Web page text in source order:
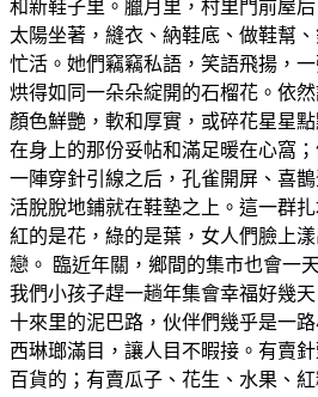
和新鞋子里。臘月里，村里門前屋
太陽坐著，縫衣、納鞋底、做鞋幫
忙活。她們竊竊私語，笑語飛揚，
烘得如同一朵朵綻開的石榴花。依
顏色鮮艷，軟和厚實，或碎花星星
在身上的那份妥帖和滿足暖在心窩
一陣穿針引線之后，孔雀開屏、喜
活脫脫地鋪就在鞋墊之上。這一群
紅的是花，綠的是葉，女人們臉上
戀。 臨近年關，鄉間的集市也會一
我們小孩子趕一趟年集會幸福好幾
十來里的泥巴路，伙伴們幾乎是一
西琳瑯滿目，讓人目不暇接。有賣
百貨的；有賣瓜子、花生、水果、